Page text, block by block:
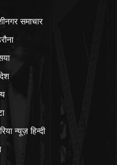
समाचार
न्यूज़ हिन्दी